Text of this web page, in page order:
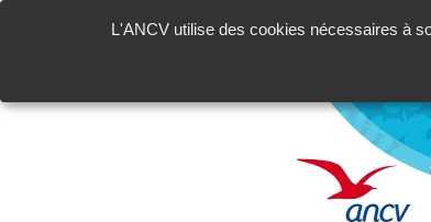
L'ANCV utilise des cookies nécessaires à